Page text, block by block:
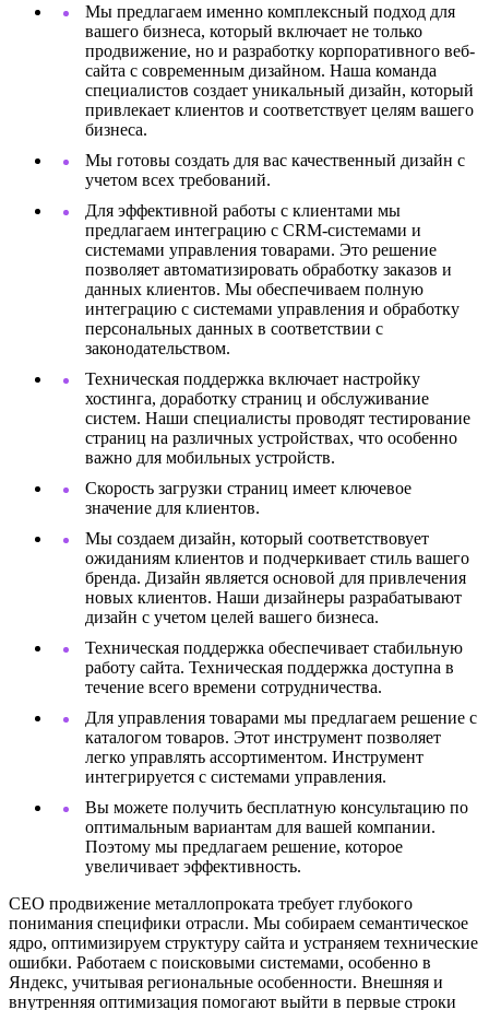
Мы предлагаем именно комплексный подход для
вашего бизнеса, который включает не только
продвижение, но и разработку корпоративного веб-
сайта с современным дизайном. Наша команда
специалистов создает уникальный дизайн, который
привлекает клиентов и соответствует целям вашего
бизнеса.
Мы готовы создать для вас качественный дизайн с
учетом всех требований.
Для эффективной работы с клиентами мы
предлагаем интеграцию с CRM-системами и
системами управления товарами. Это решение
позволяет автоматизировать обработку заказов и
данных клиентов. Мы обеспечиваем полную
интеграцию с системами управления и обработку
персональных данных в соответствии с
законодательством.
Техническая поддержка включает настройку
хостинга, доработку страниц и обслуживание
систем. Наши специалисты проводят тестирование
страниц на различных устройствах, что особенно
важно для мобильных устройств.
Скорость загрузки страниц имеет ключевое
значение для клиентов.
Мы создаем дизайн, который соответствовует
ожиданиям клиентов и подчеркивает стиль вашего
бренда. Дизайн является основой для привлечения
новых клиентов. Наши дизайнеры разрабатывают
дизайн с учетом целей вашего бизнеса.
Техническая поддержка обеспечивает стабильную
работу сайта. Техническая поддержка доступна в
течение всего времени сотрудничества.
Для управления товарами мы предлагаем решение с
каталогом товаров. Этот инструмент позволяет
легко управлять ассортиментом. Инструмент
интегрируется с системами управления.
Вы можете получить бесплатную консультацию по
оптимальным вариантам для вашей компании.
Поэтому мы предлагаем решение, которое
увеличивает эффективность.
СЕО продвижение металлопроката требует глубокого
понимания специфики отрасли. Мы собираем семантическое
ядро, оптимизируем структуру сайта и устраняем технические
ошибки. Работаем с поисковыми системами, особенно в
Яндекс, учитывая региональные особенности. Внешняя и
внутренняя оптимизация помогают выйти в первые строки